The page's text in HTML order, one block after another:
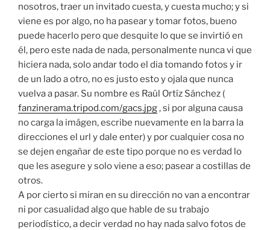
nosotros, traer un invitado cuesta, y cuesta mucho; y si
viene es por algo, no ha pasear y tomar fotos, bueno
puede hacerlo pero que desquite lo que se invirtió en
él, pero este nada de nada, personalmente nunca vi que
hiciera nada, solo andar todo el dia tomando fotos y ir
de un lado a otro, no es justo esto y ojala que nunca
vuelva a pasar. Su nombre es Raúl Ortíz Sánchez (
fanzinerama.tripod.com/gacs.jpg, si por alguna causa
no carga la imágen, escribe nuevamente en la barra la
direcciones el url y dale enter) y por cualquier cosa no
se dejen engañar de este tipo porque no es verdad lo
que les asegure y solo viene a eso; pasear a costillas de
otros.
A por cierto si miran en su dirección no van a encontrar
ni por casualidad algo que hable de su trabajo
periodístico, a decir verdad no hay nada salvo fotos de